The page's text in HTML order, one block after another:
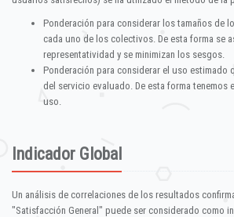
Ponderación para considerar los tamaños de
cada uno de los colectivos. De esta forma se
representatividad y se minimizan los sesgos.
Ponderación para considerar el uso estimado
del servicio evaluado. De esta forma tenemos
uso.
Indicador Global
Un análisis de correlaciones de los resultados
"Satisfacción General" puede ser considerado como